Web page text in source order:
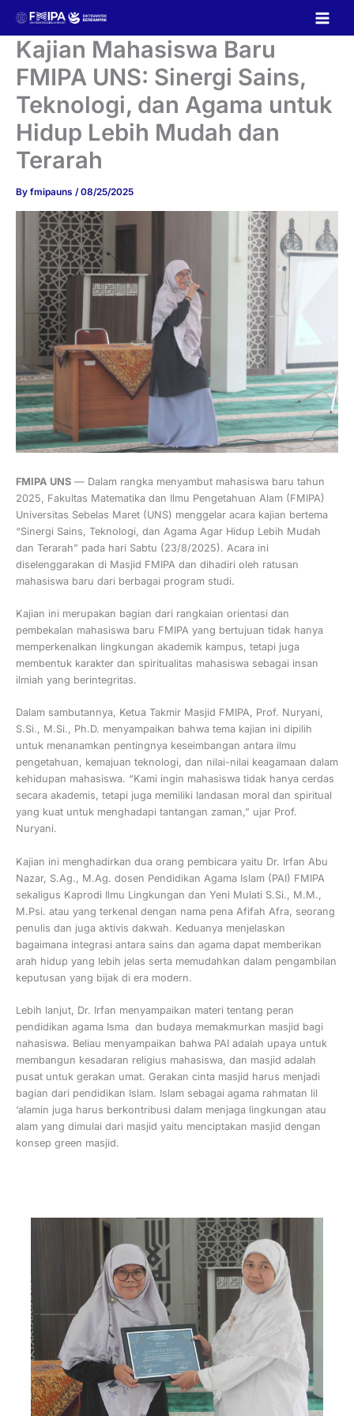
contentKajian Mahasiswa Baru
FMIPA UNS: Sinergi Sains,
Teknologi, dan Agama untuk
Hidup Lebih Mudah dan
Terarah
By fmipauns /08/25/2025
FMIPA UNS — Dalam rangka menyambut mahasiswa baru tahun
2025, Fakultas Matematika dan Ilmu Pengetahuan Alam (FMIPA)
Universitas Sebelas Maret (UNS) menggelar acara kajian bertema
“Sinergi Sains, Teknologi, dan Agama Agar Hidup Lebih Mudah
dan Terarah” pada hari Sabtu (23/8/2025). Acara ini
diselenggarakan di Masjid FMIPA dan dihadiri oleh ratusan
mahasiswa baru dari berbagai program studi.
Kajian ini merupakan bagian dari rangkaian orientasi dan
pembekalan mahasiswa baru FMIPA yang bertujuan tidak hanya
memperkenalkan lingkungan akademik kampus, tetapi juga
membentuk karakter dan spiritualitas mahasiswa sebagai insan
ilmiah yang berintegritas.
Dalam sambutannya, Ketua Takmir Masjid FMIPA, Prof. Nuryani,
S.Si., M.Si., Ph.D. menyampaikan bahwa tema kajian ini dipilih
untuk menanamkan pentingnya keseimbangan antara ilmu
pengetahuan, kemajuan teknologi, dan nilai-nilai keagamaan dalam
kehidupan mahasiswa. “Kami ingin mahasiswa tidak hanya cerdas
secara akademis, tetapi juga memiliki landasan moral dan spiritual
yang kuat untuk menghadapi tantangan zaman,” ujar Prof.
Nuryani.
Kajian ini menghadirkan dua orang pembicara yaitu Dr. Irfan Abu
Nazar, S.Ag., M.Ag. dosen Pendidikan Agama Islam (PAI) FMIPA
sekaligus Kaprodi Ilmu Lingkungan dan Yeni Mulati S.Si., M.M.,
M.Psi. atau yang terkenal dengan nama pena Afifah Afra, seorang
penulis dan juga aktivis dakwah. Keduanya menjelaskan
bagaimana integrasi antara sains dan agama dapat memberikan
arah hidup yang lebih jelas serta memudahkan dalam pengambilan
keputusan yang bijak di era modern.
Lebih lanjut, Dr. Irfan menyampaikan materi tentang peran
pendidikan agama Isma dan budaya memakmurkan masjid bagi
nahasiswa. Beliau menyampaikan bahwa PAI adalah upaya untuk
membangun kesadaran religius mahasiswa, dan masjid adalah
pusat untuk gerakan umat. Gerakan cinta masjid harus menjadi
bagian dari pendidikan Islam. Islam sebagai agama rahmatan lil
‘alamin juga harus berkontribusi dalam menjaga lingkungan atau
alam yang dimulai dari masjid yaitu menciptakan masjid dengan
konsep green masjid.